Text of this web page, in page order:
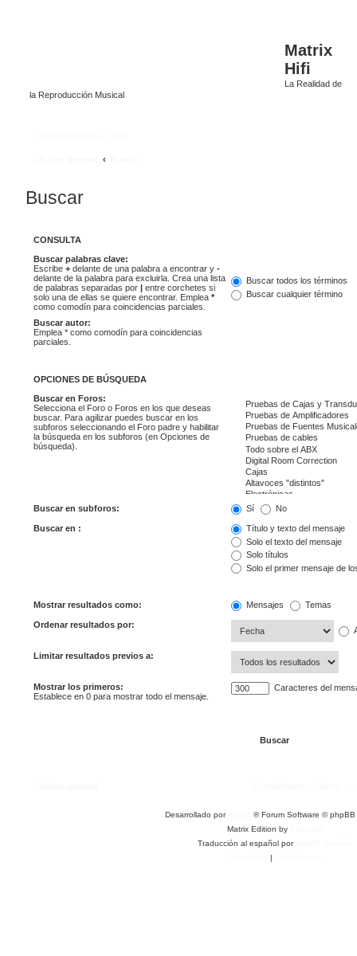
Matrix
Hifi
La Realidad de
la Reproducción Musical
Buscar
CONSULTA
Buscar palabras clave:
Escribe + delante de una palabra a encontrar y -
delante de la palabra para excluirla. Crea una lista
de palabras separadas por
entre corchetes si
solo una de ellas se quiere encontrar. Emplea *
como comodín para coincidencias parciales.
Buscar todos los términos
Buscar cualquier término
Buscar autor:
Emplea * como comodín para coincidencias
parciales.
OPCIONES DE BÚSQUEDA
Buscar en Foros:
Selecciona el Foro o Foros en los que deseas
buscar. Para agilizar puedes buscar en los
subforos seleccionando el Foro padre y habilitar
la búsqueda en los subforos (en Opciones de
búsqueda).
Buscar en subforos: Sí No
Buscar en :
Título y texto del mensaje
Solo el texto del mensaje
Solo títulos
Solo el primer mensaje de
Mostrar resultados como: Mensajes Temas
Ordenar resultados por:
Limitar resultados previos a:
Mostrar los primeros:
Establece en 0 para mostrar todo el mensaje.
Caracteres del
Desarrollado por
® Forum Software © phpBB
Matrix Edition by
Traducción al español por
|